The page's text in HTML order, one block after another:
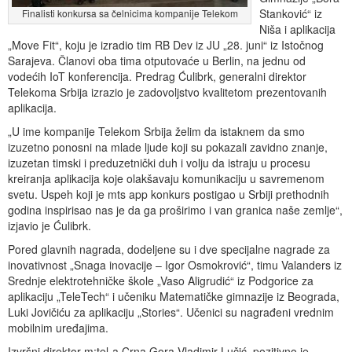
Finalisti konkursa sa čelnicima kompanije Telekom
Stanković“ iz
Niša i aplikacija
„Move Fit“, koju je izradio tim RB Dev iz JU „28. juni“ iz Istočnog
Sarajeva. Članovi oba tima otputovaće u Berlin, na jednu od
vodećih IoT konferencija. Predrag Ćulibrk, generalni direktor
Telekoma Srbija izrazio je zadovoljstvo kvalitetom prezentovanih
aplikacija.
„U ime kompanije Telekom Srbija želim da istaknem da smo
izuzetno ponosni na mlade ljude koji su pokazali zavidno znanje,
izuzetan timski i preduzetnički duh i volju da istraju u procesu
kreiranja aplikacija koje olakšavaju komunikaciju u savremenom
svetu. Uspeh koji je mts app konkurs postigao u Srbiji prethodnih
godina inspirisao nas je da ga proširimo i van granica naše zemlje“,
izjavio je Ćulibrk.
Pored glavnih nagrada, dodeljene su i dve specijalne nagrade za
inovativnost „Snaga inovacije – Igor Osmokrović“, timu Valanders iz
Srednje elektrotehničke škole „Vaso Aligrudić“ iz Podgorice za
aplikaciju „TeleTech“ i učeniku Matematičke gimnazije iz Beograda,
Luki Jovičiću za aplikaciju „Stories“. Učenici su nagrađeni vrednim
mobilnim uređajima.